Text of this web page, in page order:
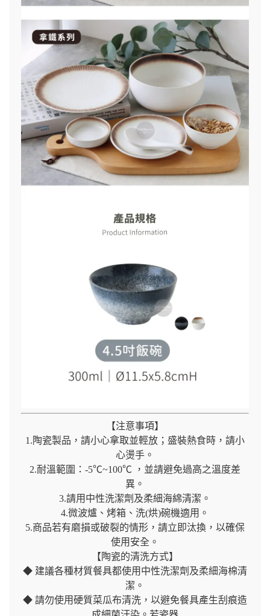
【注意事項】
1.陶瓷製品，請小心拿取並輕放；盛裝熱食時，請小
心燙手。
2.耐溫範圍：-5℃~100℃ ，並請避免過高之溫度差
異。
3.請用中性洗潔劑及柔細海綿清潔。
4.微波爐、烤箱、洗(烘)碗機適用。
5.商品若有磨損或破裂的情形，請立即汰換，以確保
使用安全。
【陶瓷的清洗方式】
◆ 建議各種材質餐具都使用中性洗潔劑及柔細海棉清
潔。
◆ 請勿使用硬質菜瓜布清洗，以避免餐具產生刮痕造